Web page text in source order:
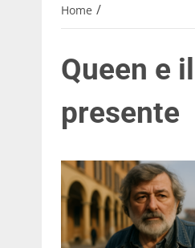
Home /
Queen e
presente